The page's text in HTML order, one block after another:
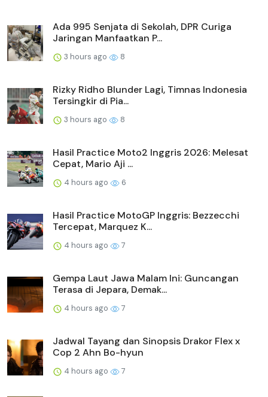
Ada 995 Senjata di Sekolah, DPR Curiga
Jaringan Manfaatkan P...
3 hours ago 8
Rizky Ridho Blunder Lagi, Timnas Indonesia
Tersingkir di Pia...
3 hours ago 8
Hasil Practice Moto2 Inggris 2026: Melesat
Cepat, Mario Aji ...
4 hours ago 6
Hasil Practice MotoGP Inggris: Bezzecchi
Tercepat, Marquez K...
4 hours ago 7
Gempa Laut Jawa Malam Ini: Guncangan
Terasa di Jepara, Demak...
4 hours ago 7
Jadwal Tayang dan Sinopsis Drakor Flex x
Cop 2 Ahn Bo-hyun
4 hours ago 7